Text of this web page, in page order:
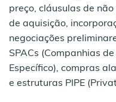
preço, cláusulas de
de aquisição,
negociações
SPACs (Companhias
Específico), compras
e estruturas PIPE